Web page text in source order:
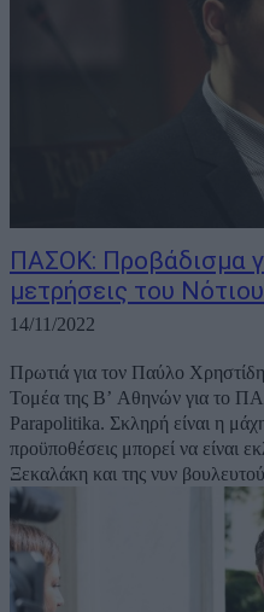
ΠΑΣΟΚ: Προβάδισμα
μετρήσεις του
14/11/2022
Πρωτιά για τον Παύλο Χρηστίδη
Τομέα της Β’ Αθηνών για το
Parapolitika. Σκληρή είναι η μάχη της δεύτερης θέσης, που υπό
προϋποθέσεις μπορεί να είναι